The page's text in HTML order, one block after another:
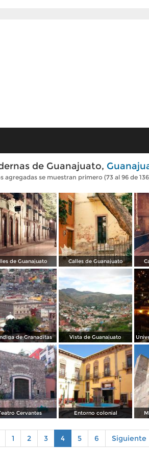
de Guanajuato,
agregadas se muestran primero (73 al 96 de
de Guanajuato Calles de Guanajuato
de Granaditas Vista de Guanajuato
Cervantes Entorno colonial
1 2 3 4 5 6 Siguiente